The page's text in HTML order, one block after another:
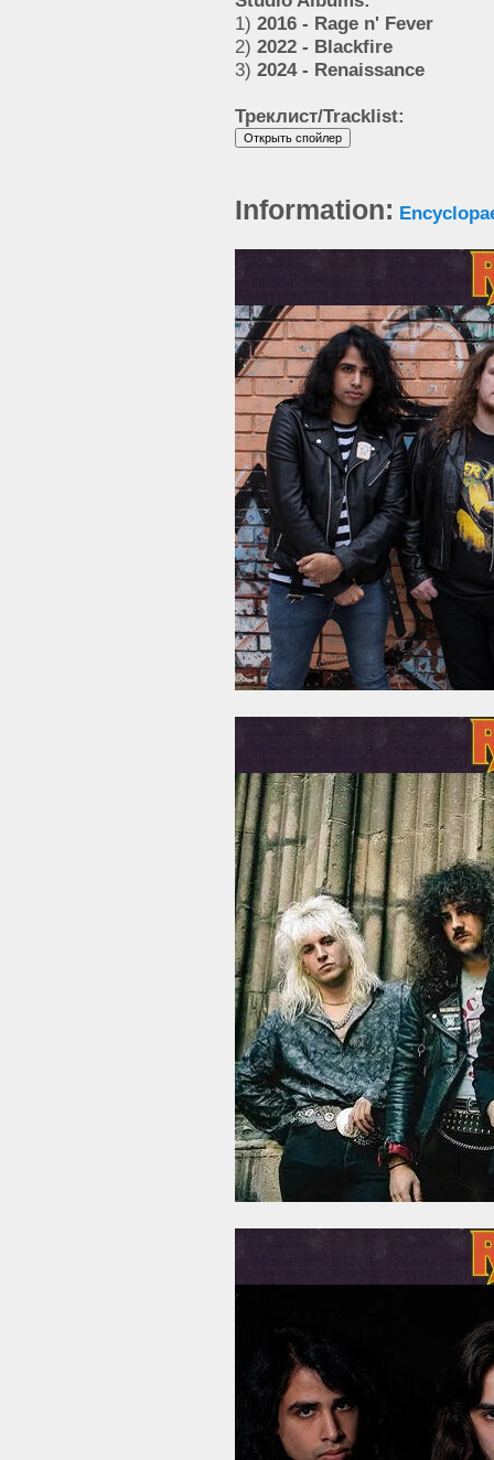
1) 2016 - Rage n' Fever
2) 2022 - Blackfire
3) 2024 - Renaissance
Треклист/Tracklist:
Information: